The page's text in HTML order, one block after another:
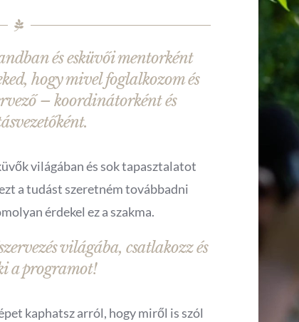
és esküvői mentorként
hogy mivel foglalkozom és
– koordinátorként és
világában és sok tapasztalatot
a tudást szeretném továbbadni
érdekel ez a szakma.
világába, csatlakozz és
a programot!
kaphatsz arról, hogy miről is szól